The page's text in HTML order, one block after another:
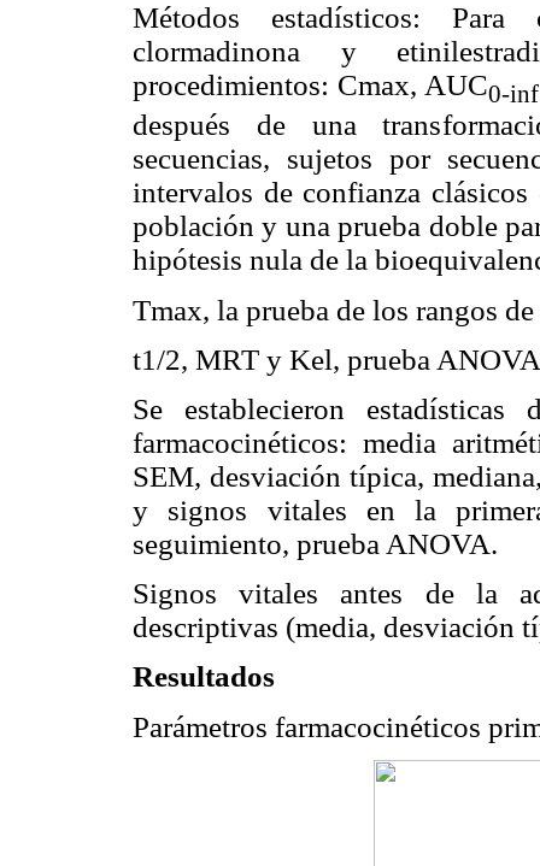
Métodos estadísticos:
clormadinona y
procedimientos: Cmax, AUC0-inf
después de una
secuencias, sujetos por
intervalos de confianza
población y una prueba doble
hipótesis nula de la
Tmax, la prueba de los rangos
t1/2, MRT y Kel, prueba
Se establecieron estadísticas
farmacocinéticos: media
SEM, desviación típica,
y signos vitales en la
seguimiento, prueba ANOVA.
Signos vitales antes de la
descriptivas (media, desviación
Resultados
Parámetros farmacocinéticos